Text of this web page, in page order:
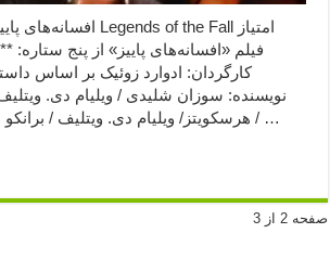
فیلم «افسانه‌های پاییز» از پنج ستاره:
کارگردان: ادوارد زوئیک بر اساس
نویسنده: سوزان شلیدی / ویلیام دی.
هرسکویتز/ ویلیام دی. ویتلیف / برانکو لاستیگ ژانر: تاریخی / …
صفحه 2 از 3